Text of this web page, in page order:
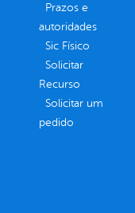
Prazos e
autoridades
Sic Físico
Solicitar
Recurso
Solicitar um
pedido